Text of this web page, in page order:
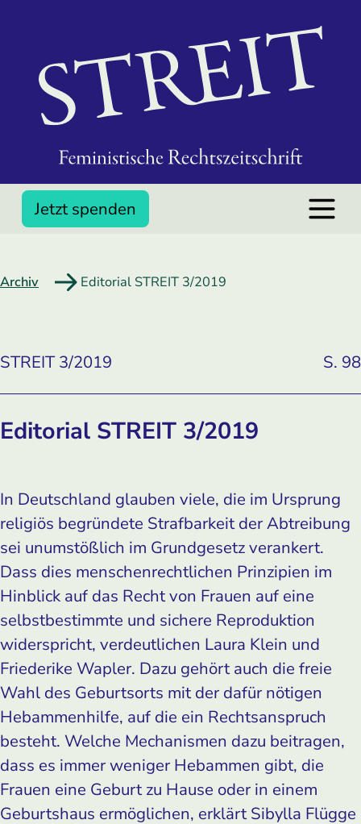
Jetzt spenden
Archiv Editorial STREIT 3/2019
STREIT 3/2019 S. 98
Editorial STREIT 3/2019
In Deutschland glauben viele, die im Ursprung
religiös begründete Strafbarkeit der Abtreibung
sei unumstößlich im Grundgesetz verankert.
Dass dies menschenrechtlichen Prinzipien im
Hinblick auf das Recht von Frauen auf eine
selbstbestimmte und sichere Reproduktion
widerspricht, verdeutlichen Laura Klein und
Friederike Wapler. Dazu gehört auch die freie
Wahl des Geburtsorts mit der dafür nötigen
Hebammenhilfe, auf die ein Rechtsanspruch
besteht. Welche Mechanismen dazu beitragen,
dass es immer weniger Hebammen gibt, die
Frauen eine Geburt zu Hause oder in einem
Geburtshaus ermöglichen, erklärt Sibylla Flügge